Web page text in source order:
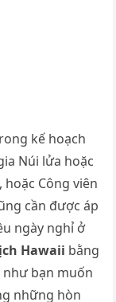
kế hoạch
Núi lửa hoặc
Công viên
cần được áp
ngày nghỉ ở
Hawaii bằng
bạn muốn
những hòn